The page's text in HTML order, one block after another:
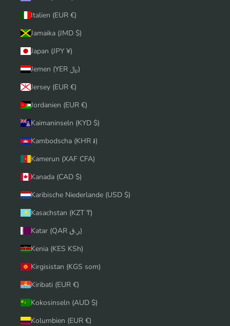
Italien (EUR €)
Jamaika (JMD $)
Japan (JPY ¥)
Jemen (YER ﷼)
Jersey (EUR €)
Jordanien (EUR €)
Kaimaninseln (KYD $)
Kambodscha (KHR ៛)
Kamerun (XAF CFA)
Kanada (CAD $)
Karibische Niederlande (USD $)
Kasachstan (KZT ₸)
Katar (QAR ر.ق)
Kenia (KES KSh)
Kirgisistan (KGS som)
Kiribati (EUR €)
Kokosinseln (AUD $)
Kolumbien (EUR €)